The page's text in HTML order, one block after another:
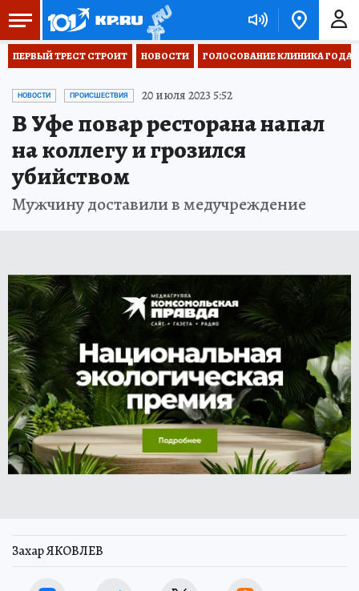
ПЕРВЫЙ ТРЕСТ СТРОИТ НОВОСТИ ГОЛОСОВАНИЕ КЛИНИКА ГОДА
НОВОСТИ ПРОИСШЕСТВИЯ 20 июля 2023 5:52
В Уфе повар ресторана напал
на коллегу и грозился
убийством
Мужчину доставили в медучреждение
Захар ЯКОВЛЕВ